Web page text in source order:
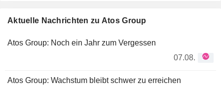
Aktuelle Nachrichten zu Atos Group
Atos Group: Noch ein Jahr zum Vergessen
07.08.
Atos Group: Wachstum bleibt schwer zu erreichen